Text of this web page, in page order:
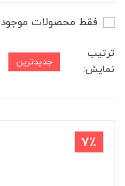
فقط محصولات موجود
ترتیب
نمایش:
جدیدترین
7٪